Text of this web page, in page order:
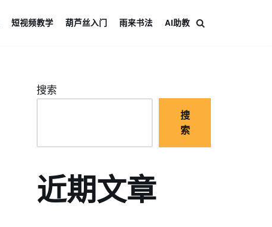
短视频教学 葫芦丝入门 雨来书法 AI助教
搜索
搜
索
近期文章